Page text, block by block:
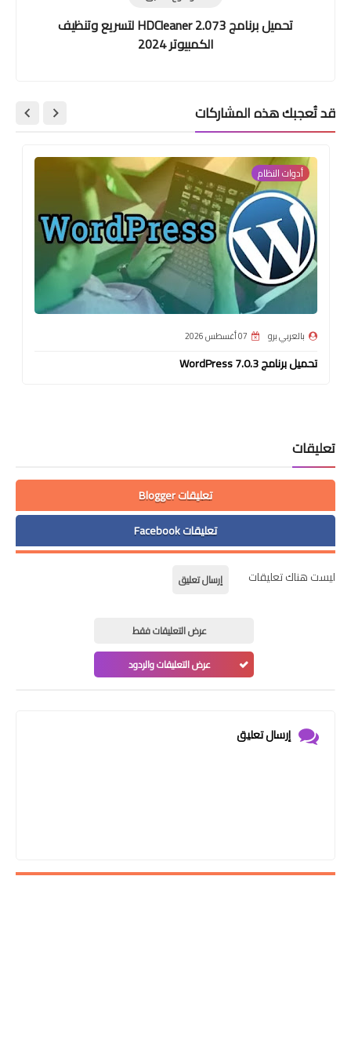
تحميل برنامج HDCleaner 2.073 لتسريع وتنظيف
الكمبيوتر 2024
قد تُعجبك هذه المشاركات
أدوات النظام
بالعربي برو 07 أغسطس 2026
تحميل برنامج WordPress 7.0.3
تعليقات
تعليقات Blogger
تعليقات Facebook
ليست هناك تعليقات إرسال تعليق
عرض التعليقات فقط
عرض التعليقات والردود
إرسال تعليق